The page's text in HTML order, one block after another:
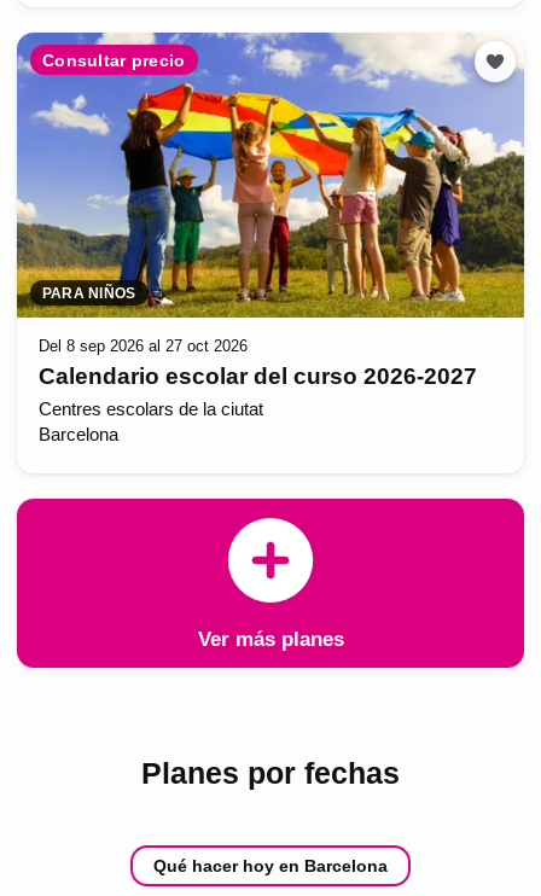
Consultar precio
PARA NIÑOS
Del 8 sep 2026 al 27 oct 2026
Calendario escolar del curso 2026-2027
Centres escolars de la ciutat
Barcelona
Ver más planes
Planes por fechas
Qué hacer hoy en Barcelona